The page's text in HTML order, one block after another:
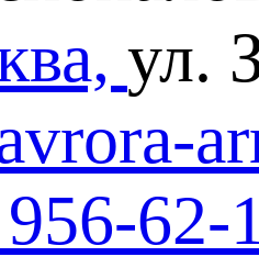
ул.
62-